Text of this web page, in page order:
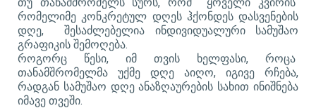
რომელიმე კონკრეტულ დღეს ჰქონდეს დასვენების
დღე, შესაძლებელია ინდივიდუალური სამუშაო
გრაფიკის შემოღება.
როგორც წესი, იმ თვის ხელფასი, როცა
თანამშრომელმა უქმე დღე აიღო, იგივე რჩება,
რადგან სამუშაო დღე ანაზღაურების სახით ინიშნება
იმავე თვეში.